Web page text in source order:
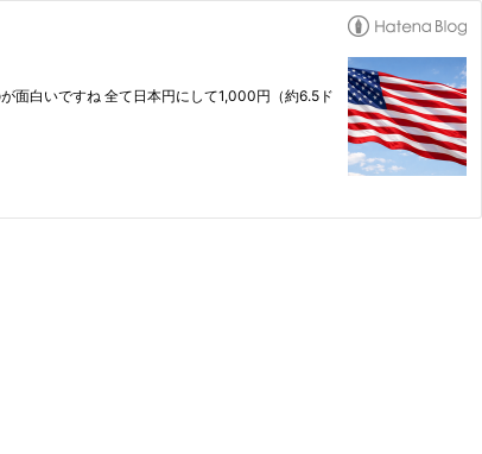
面白いですね 全て日本円にして1,000円（約6.5ド